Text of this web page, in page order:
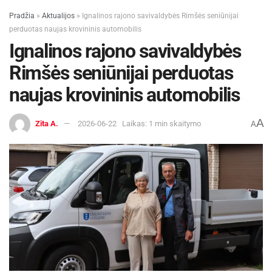
Pradžia » Aktualijos » Ignalinos rajono savivaldybės Rimšės seniūnijai
perduotas naujas krovininis automobilis
Ignalinos rajono savivaldybės
Rimšės seniūnijai perduotas
naujas krovininis automobilis
Zita A. 2026-06-22 Laikas: 1 min skaitymo AA